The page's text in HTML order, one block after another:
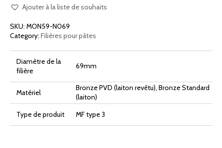
Gramigna
Curvetti
compatible
avec
Monferrina
59
Monferrina
Dolly
Ajouter à la liste de souhaits
SKU: MON59-N069
Category: Filières pour pâtes
Diamètre de la
filière
69mm
Matériel
Bronze PVD (laiton revêtu), Bronze Standard
(laiton)
Type de produit
MF type 3